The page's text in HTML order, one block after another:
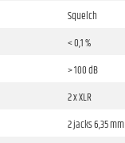
Squelch
< 0,1 %
> 100 dB
2 x XLR
2 jacks 6,35 mm